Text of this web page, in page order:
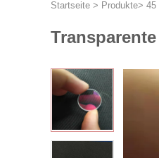
Startseite > Produkte> 45